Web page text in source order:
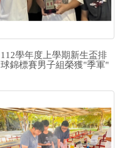
112學年度上學期新生盃排
球錦標賽男子組榮獲"季軍"